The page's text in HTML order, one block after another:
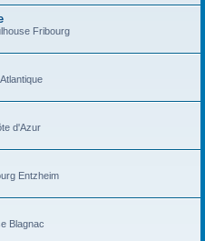
Fribourg
d'Azur
Entzheim
Blagnac